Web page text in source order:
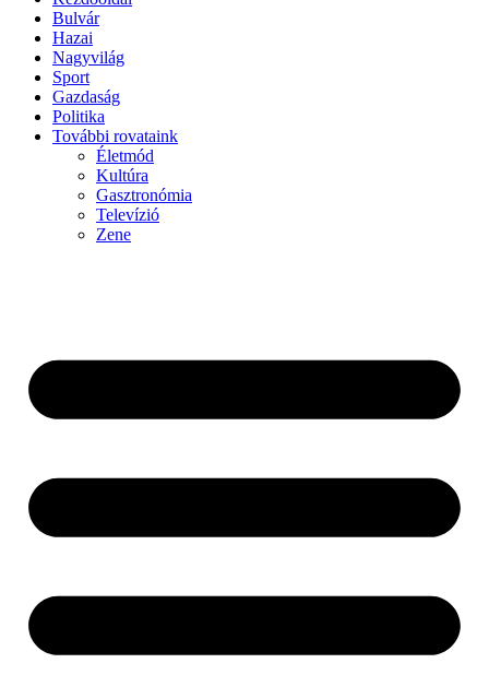
Bulvár
Hazai
Nagyvilág
Sport
Gazdaság
Politika
További rovataink
Életmód
Kultúra
Gasztronómia
Televízió
Zene